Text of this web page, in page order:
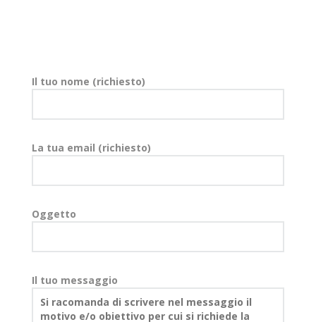
Il tuo nome (richiesto)
La tua email (richiesto)
Oggetto
Il tuo messaggio